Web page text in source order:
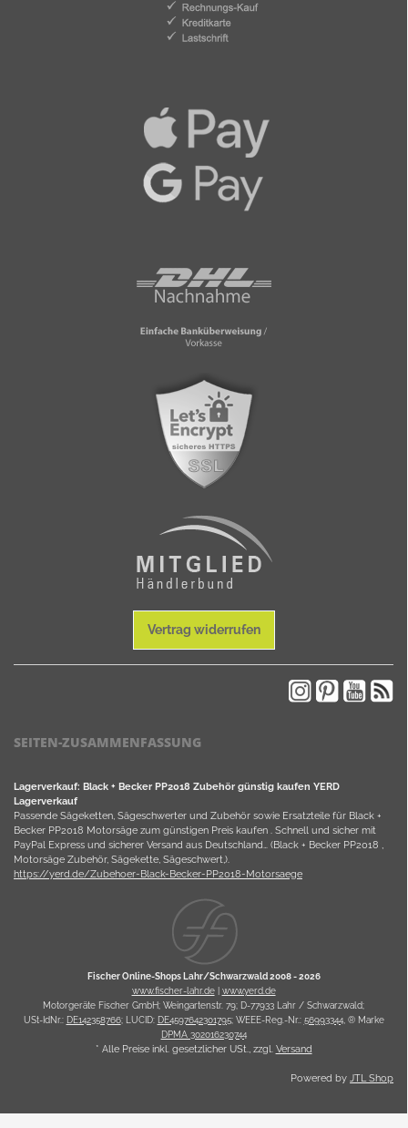
Vertrag widerrufen
SEITEN-ZUSAMMENFASSUNG
Lagerverkauf: Black + Becker PP2018 Zubehör günstig kaufen YERD
Lagerverkauf
Passende Sägeketten, Sägeschwerter und Zubehör sowie Ersatzteile für Black +
Becker PP2018 Motorsäge zum günstigen Preis kaufen . Schnell und sicher mit
PayPal Express und sicherer Versand aus Deutschland… (Black + Becker PP2018 ,
Motorsäge Zubehör, Sägekette, Sägeschwert,).
https://yerd.de/Zubehoer-Black-Becker-PP2018-Motorsaege
Fischer Online-Shops Lahr/Schwarzwald 2008 -2026
www.fischer-lahr.de| www.yerd.de
Motorgeräte Fischer GmbH; Weingartenstr. 79; D-77933 Lahr / Schwarzwald;
USt-IdNr.: DE142358766; LUCID: DE4597642301795; WEEE-Reg.-Nr.: 56993344, ® Marke
DPMA 302016230744
* Alle Preise inkl. gesetzlicher USt., zzgl. Versand
Powered byJTL Shop